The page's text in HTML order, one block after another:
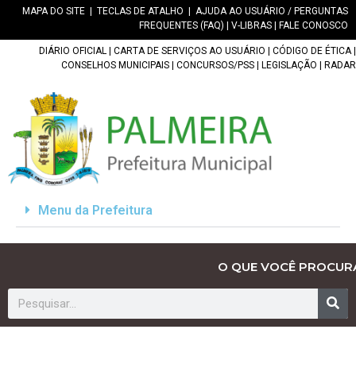
MAPA DO SITE TECLAS DE ATALHO
AJUDA AO USUÁRIO / PERGUNTAS
FREQUENTES (FAQ)
V-LIBRAS FALE CONOSCO
DIÁRIO OFICIAL CARTA DE SERVIÇOS AO USUÁRIO CÓDIGO DE ÉTICA|
CONSELHOS MUNICIPAIS
CONCURSOS/PSS LEGISLAÇÃO RADAR
Menu da Prefeitura
O QUE VOCÊ